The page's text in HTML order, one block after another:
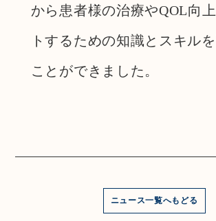
から患者様の治療やQOL向
トするための知識とスキル
ことができました。
ニュース一覧へもどる